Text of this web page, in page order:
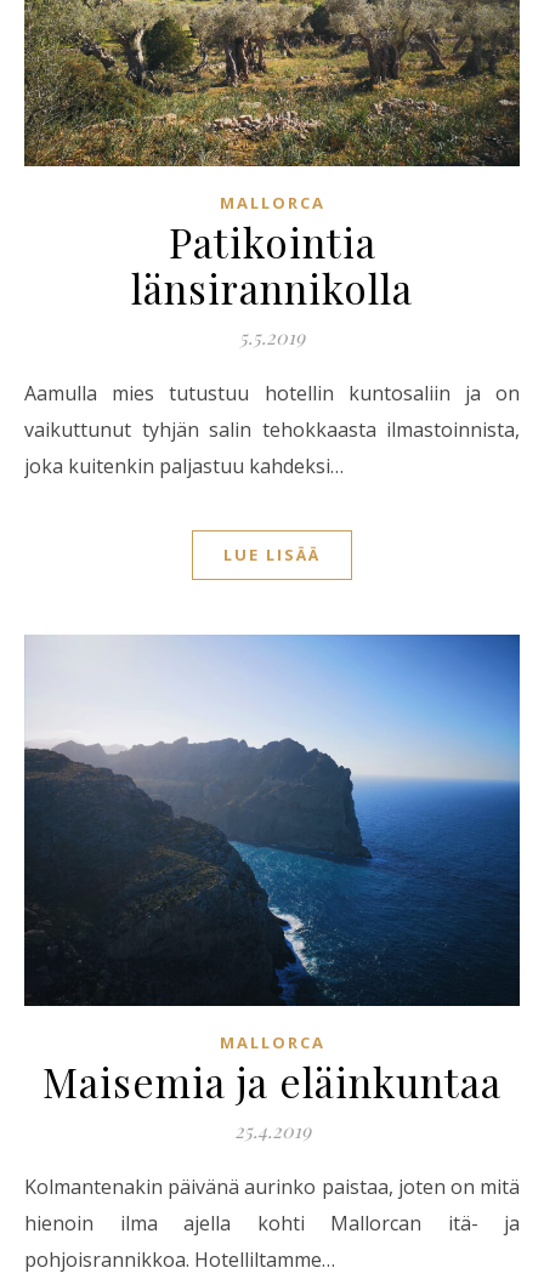
MALLORCA
Patikointia
länsirannikolla
5.5.2019
Aamulla mies tutustuu hotellin kuntosaliin ja on
vaikuttunut tyhjän salin tehokkaasta ilmastoinnista,
joka kuitenkin paljastuu kahdeksi…
LUE LISÄÄ
MALLORCA
Maisemia ja eläinkuntaa
25.4.2019
Kolmantenakin päivänä aurinko paistaa, joten on mitä
hienoin ilma ajella kohti Mallorcan itä- ja
pohjoisrannikkoa. Hotelliltamme…